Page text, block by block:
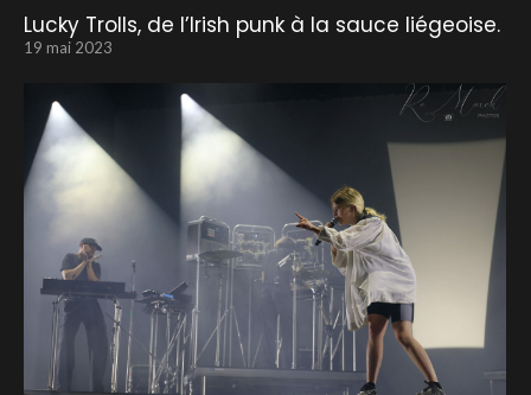
Lucky Trolls, de l’Irish punk à la sauce liégeoise.
19 mai 2023